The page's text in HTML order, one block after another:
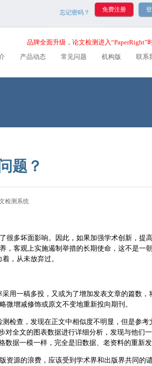
忘记密码？
品牌全面升级，论文检测进入“PaperRight”
产品动态 常见问题 机构版 联系
题？
检测系统
很多坏面影响。因此，如果加强学术创新，提
，客观上实施遏制举措的长期使命，这不是一
，从未放弃过。
用一稿多投，又或为了增加发表文章的篇数，
微增减修饰或原文不变地重新投向期刊。
检查，发现在正文中相似度不明显，但是参考
对全文的图表数据进行详细分析，发现与他们
据一模一样，完全是旧数据、老资料的重新发
源的浪费，应该受到学术界和出版界共同的谴